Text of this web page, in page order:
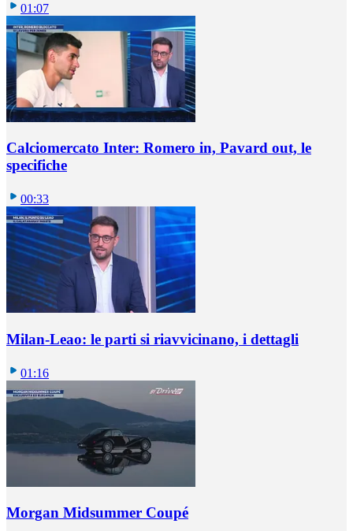
01:07
Calciomercato Inter: Romero in, Pavard out, le
specifiche
00:33
Milan-Leao: le parti si riavvicinano, i dettagli
01:16
Morgan Midsummer Coupé